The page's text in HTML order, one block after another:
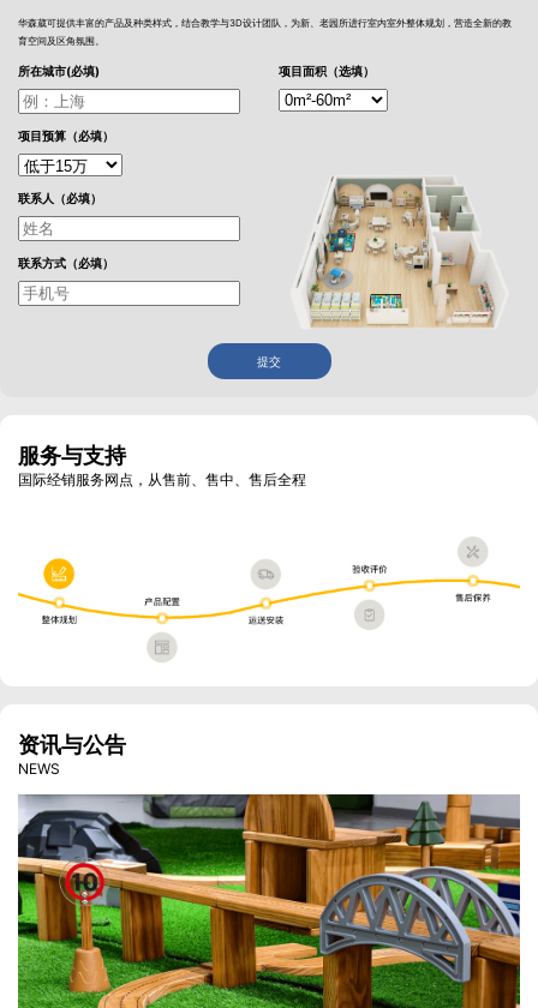
华森葳可提供丰富的产品及种类样式，结合教学与3D设计团队，为新、老园所进行室内室外整体规划，营造全新的教
育空间及区角氛围。
所在城市(必填)
项目预算（必填）
联系人（必填）
联系方式（必填）
项目面积（选填）
提交
服务与支持
国际经销服务网点，从售前、售中、售后全程
资讯与公告
NEWS